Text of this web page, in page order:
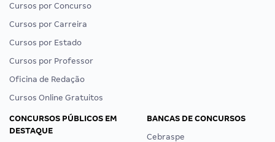
Cursos por Concurso
Cursos por Carreira
Cursos por Estado
Cursos por Professor
Oficina de Redação
Cursos Online Gratuitos
CONCURSOS PÚBLICOS EM
DESTAQUE
BANCAS DE CONCURSOS
Cebraspe